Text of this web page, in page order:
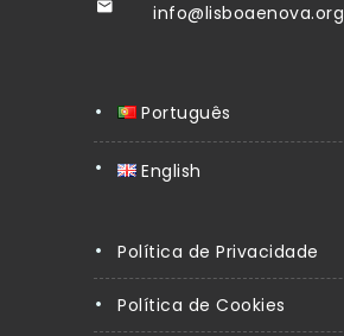
info@lisboaenova.org
Português
English
Política de Privacidade
Política de Cookies